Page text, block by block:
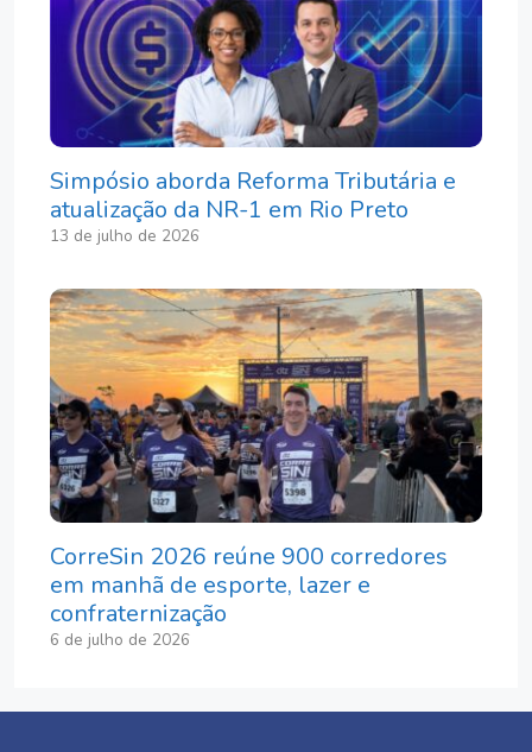
Simpósio aborda Reforma Tributária e
atualização da NR-1 em Rio Preto
13 de julho de 2026
CorreSin 2026 reúne 900 corredores
em manhã de esporte, lazer e
confraternização
6 de julho de 2026